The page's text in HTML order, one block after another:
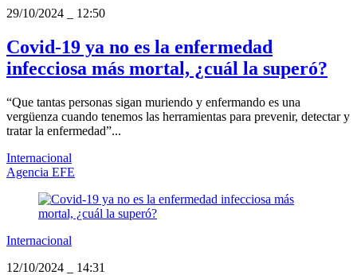
29/10/2024
12:50
Covid-19 ya no es la enfermedad
infecciosa más mortal, ¿cuál la superó?
“Que tantas personas sigan muriendo y enfermando es una
vergüenza cuando tenemos las herramientas para prevenir, detectar y
tratar la enfermedad”...
Internacional
Agencia EFE
Internacional
12/10/2024
14:31